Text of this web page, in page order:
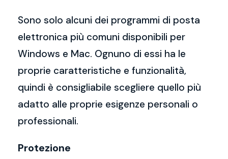
Sono solo alcuni dei programmi di posta
elettronica più comuni disponibili per
Windows e Mac. Ognuno di essi ha le
proprie caratteristiche e funzionalità,
quindi è consigliabile scegliere quello più
adatto alle proprie esigenze personali o
professionali.
Protezione